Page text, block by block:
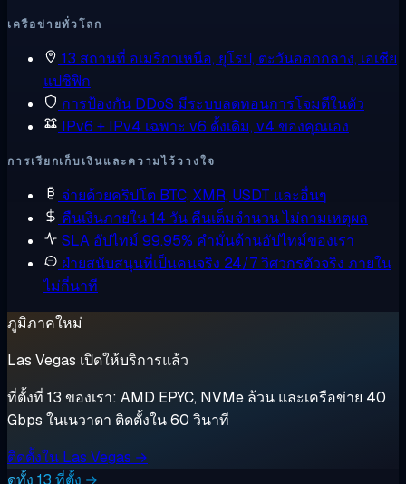
เครือข่ายทั่วโลก
13 สถานที่ อเมริกาเหนือ, ยุโรป, ตะวันออกกลาง, เอเชีย
แปซิฟิก
การป้องกัน DDoS มีระบบลดทอนการโจมตีในตัว
IPv6 + IPv4 เฉพาะ v6 ดั้งเดิม, v4 ของคุณเอง
การเรียกเก็บเงินและความไว้วางใจ
จ่ายด้วยคริปโต BTC, XMR, USDT และอื่นๆ
คืนเงินภายใน 14 วัน คืนเต็มจำนวน ไม่ถามเหตุผล
SLA อัปไทม์ 99.95% คำมั่นด้านอัปไทม์ของเรา
ฝ่ายสนับสนุนที่เป็นคนจริง 24/7วิศวกรตัวจริง ภายใน
ไม่กี่นาที
ภูมิภาคใหม่
Las Vegas เปิดให้บริการแล้ว
ที่ตั้งที่ 13 ของเรา: AMD EPYC, NVMe ล้วน และเครือข่าย 40
Gbps ในเนวาดา ติดตั้งใน 60 วินาที
ติดตั้งใน Las Vegas →
ดูทั้ง 13 ที่ตั้ง →